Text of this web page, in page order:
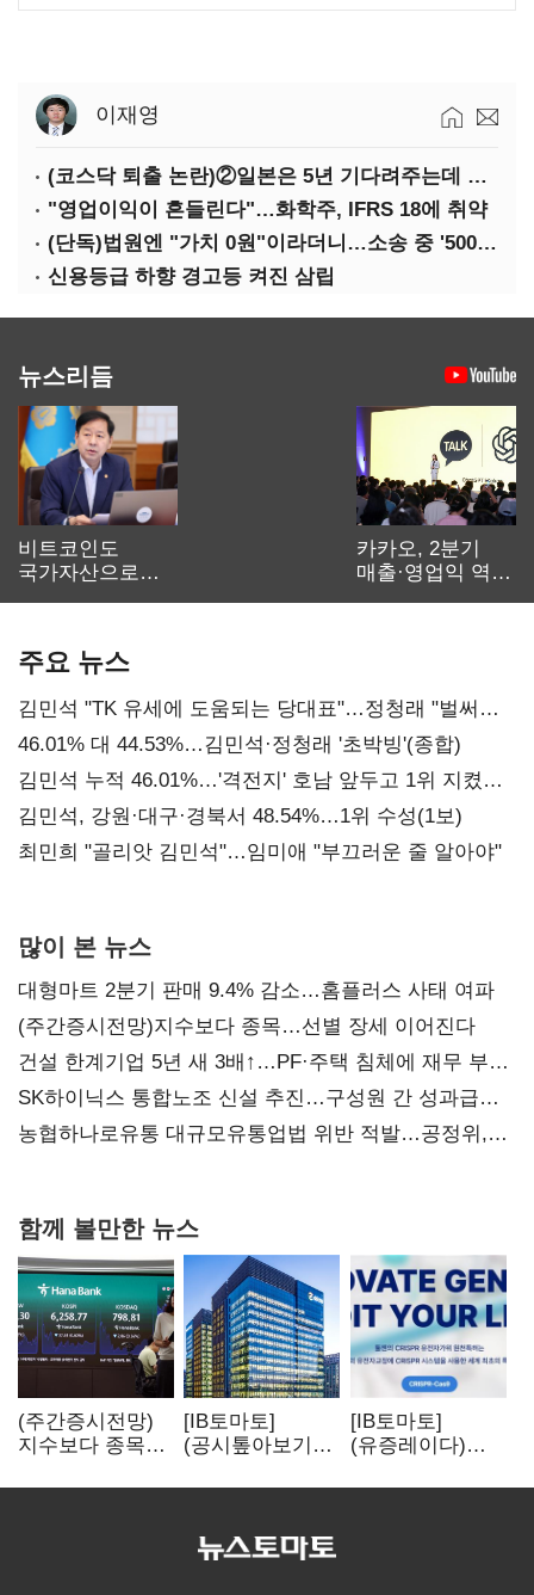
이재영
(코스닥 퇴출 논란)②일본은 5년 기다려주는데 우리는 당장 퇴출?…시간만으론 부족한 코스닥 구하기
"영업이익이 흔들린다"…화학주, IFRS 18에 취약
(단독)법원엔 "가치 0원"이라더니…소송 중 '500원 유증' 강행한 라인게임즈
신용등급 하향 경고등 켜진 삼립
뉴스리듬
비트코인도
국가자산으로…'
카카오, 2분기
매출·영업익 역대
주요 뉴스
김민석 "TK 유세에 도움되는 당대표"…정청래 "벌써
대표된 양 당직 배분"
46.01% 대 44.53%…김민석·정청래 '초박빙'(종합)
김민석 누적 46.01%…'격전지' 호남 앞두고 1위 지켰다
(2보)
김민석, 강원·대구·경북서 48.54%…1위 수성(1보)
최민희 "골리앗 김민석"…임미애 "부끄러운 줄 알아야"
많이 본 뉴스
대형마트 2분기 판매 9.4% 감소…홈플러스 사태 여파
(주간증시전망)지수보다 종목…선별 장세 이어진다
건설 한계기업 5년 새 3배↑…PF·주택 침체에 재무 부담
확대
SK하이닉스 통합노조 신설 추진…구성원 간 성과급
불만 확산
농협하나로유통 대규모유통업법 위반 적발…공정위,
함께 볼만한 뉴스
(주간증시전망)
지수보다 종목…
이어진다
[IB토마토]
(공시톺아보기)
바로 매출로
[IB토마토]
(유증레이다)
3분의 1 토막…